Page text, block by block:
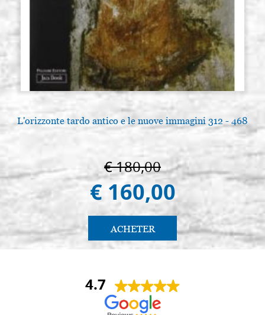
ACHETER
Pinceau ronde martre série 8404
Stocker: 3 - COD.
P0010RA
€ 37,00 ACHETER
Pinceau ronde martre série 8404
n. 5 (Raphael)
Stocker: 5 - COD.
P0011RA
ACHETER
Pinceau ronde martre série 8404
n. 6 (Raphael)
Stocker: 7 - COD.
P0081RA
€ 59,00 ACHETER
L'orizzonte tardo antico e le nuove immagini 312 - 468
€ 180,00
€ 160,00
ACHETER
4.7